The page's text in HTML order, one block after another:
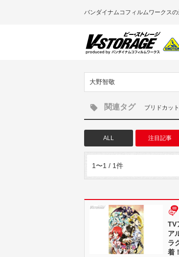
バンダイナムコフィルムワークスの
大野智敬
関連タグ ブリドカッ
ALL 注目記事
1〜1 / 1件
TV
ア
ラ
着！